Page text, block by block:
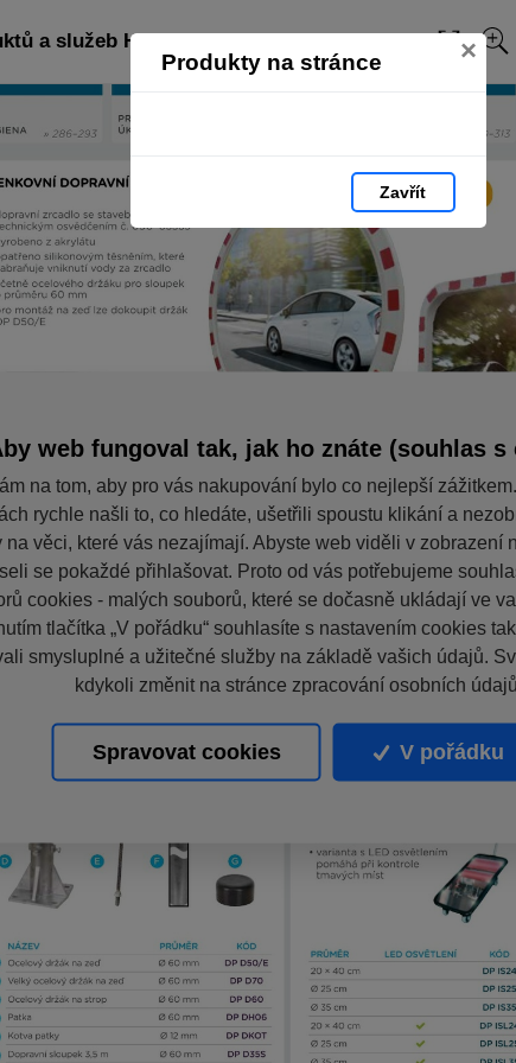
Produkty na stránce ×
Zavřít
a služeb HAPPY END 2023: strana 203
web fungoval tak, jak ho znáte (souhlas s
na tom, aby pro vás nakupování bylo co nejlepší
rychle našli to, co hledáte, ušetřili spoustu klikání a
na věci, které vás nezajímají. Abyste web viděli v zobrazení
se pokaždé přihlašovat. Proto od vás potřebujeme
cookies - malých souborů, které se dočasně ukládají ve
tlačítka „V pořádku“ souhlasíte s nastavením cookies
smysluplné a užitečné služby na základě vašich údajů.
kdykoli změnit na stránce zpracování osobních
Spravovat cookies V pořádku